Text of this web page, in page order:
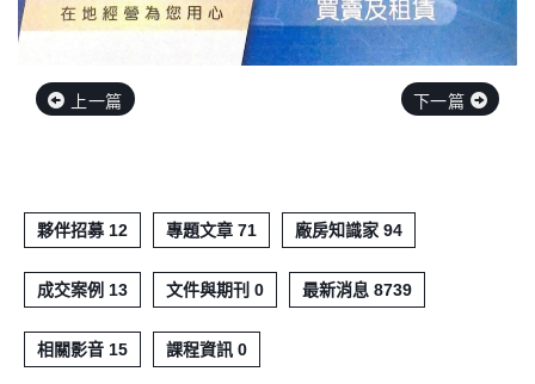
上一篇 下一篇
夥伴招募 12 專題文章 71 廠房知識家 94
成交案例 13 文件與期刊 0 最新消息 8739
相關影音 15 課程資訊 0